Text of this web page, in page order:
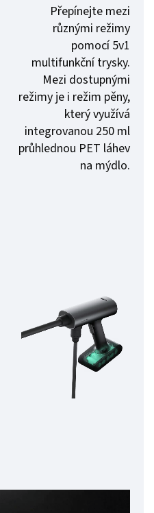
Přepínejte mezi
různými režimy
pomocí 5v1
multifunkční trysky.
Mezi dostupnými
režimy je i režim pěny,
který využívá
integrovanou 250 ml
průhlednou PET láhev
na mýdlo.